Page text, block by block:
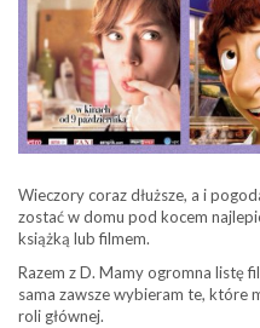
Wieczory coraz dłuższe, a i
zostać w domu pod kocem
książką lub filmem.
Razem z D. Mamy ogromna listę
sama zawsze wybieram te, które
roli głównej.